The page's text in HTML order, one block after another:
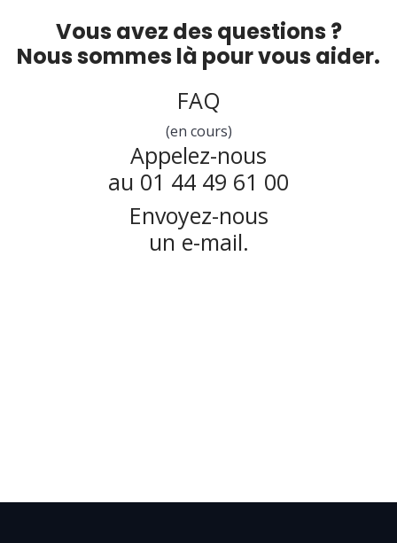
Vous avez des questions ?
Nous sommes là pour vous aider.
FAQ
(en cours)
Appelez-nous
au 01 44 49 61 00
Envoyez-nous
un e-mail.